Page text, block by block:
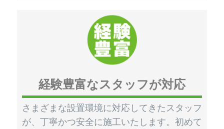
経験豊富なスタッフが対応
さまざまな設置環境に対応してきたスタッフ
が、丁寧かつ安全に施工いたします。初めて